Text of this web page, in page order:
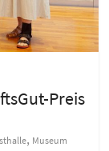
Preis
, Museum